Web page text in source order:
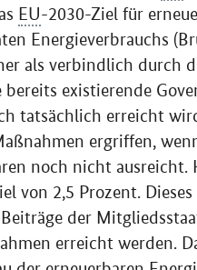
EU-2030-Ziel für
Energieverbrauchs
als verbindlich durch
existierende
tatsächlich erreicht
ergriffen,
noch nicht
von 2,5 Prozent.
der
erreicht werden.